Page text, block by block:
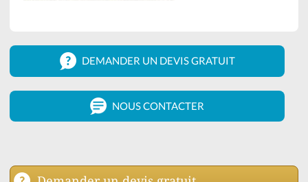
DEMANDER UN DEVIS GRATUIT
NOUS CONTACTER